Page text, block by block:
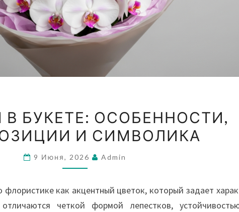
В
БУКЕТЕ:
КОМПОЗИЦИИ
СИМВОЛИКА
БУКЕТЕ: ОСОБЕННОСТИ,
И СИМВОЛИКА
9 Июня, 2026 Admin
как акцентный цветок, который задает
четкой формой лепестков,